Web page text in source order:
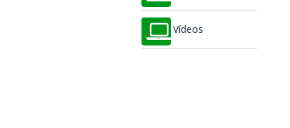
Vídeos